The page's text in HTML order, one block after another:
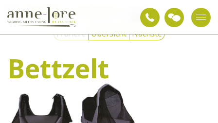
Pflegetextilien Bettzelt
Frühere Übersicht Nächste
Bettzelt